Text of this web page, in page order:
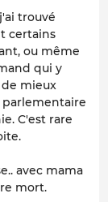
trouvé
certains
ou même
qui y
de mieux
C'est rare
avec mama
mort.